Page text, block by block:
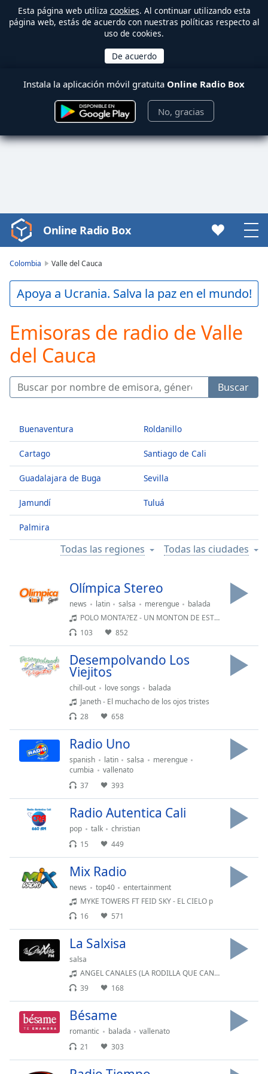
Esta página web utiliza cookies. Al continuar utilizando esta
página web, estás de acuerdo con nuestras políticas respecto al
uso de cookies.
Instala la aplicación móvil gratuita Online Radio Box
No, gracias
Video
Player
Play
Video
Skip
Backward
Skip
Forward
Current
Time0:00
Duration
Loaded:
0.00%
Stream
TypeLIVE
Seek to
live,
currently
behind
LIVE
Remaining
Playback
Chapters
descriptions
selected
Subtitles
opens
subtitles
settings
subtitles
off,
selected
Picture-
Picture
modal
Online Radio Box
Colombia Valle del Cauca
Apoya a Ucrania. Salva la paz en el mundo!
Emisoras de radio de Valle
del Cauca
Buscar
Buenaventura
Cartago
Guadalajara de Buga
Jamundí
Palmira
Roldanillo
Santiago de Cali
Sevilla
Tuluá
Todas las ciudades
Todas las regiones
Olímpica Stereo
news latin salsa merengue
balada
POLO MONTA?EZ - UN MONTON DE ESTRELLAS-
103
852
Desempolvando Los
Viejitos
chill-out love songs
balada
Janeth - El muchacho de los ojos tristes
28
658
Radio Uno
spanish latin salsa
merengue
cumbia
vallenato
37
393
Radio Autentica Cali
pop talk
christian
15
449
Mix Radio
news top40
entertainment
MYKE TOWERS FT FEID SKY - EL CIELO p
16
571
La Salxisa
salsa
ANGEL CANALES (LA RODILLA QUE CANTA) - PERICO MACOÑA
39
168
Bésame
romantic balada
vallenato
21
303